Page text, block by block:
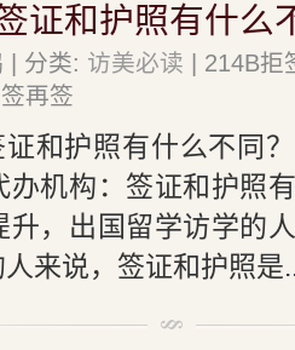
证和护照有什么
| 分类: 访美必读 | 214B
再签
和护照有什么不同
办机构：签证和护照
升，出国留学访学的
来说，签证和护照是